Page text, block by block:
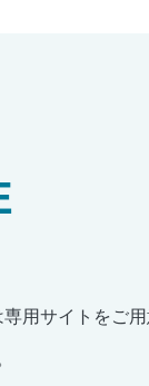
用サイトをご